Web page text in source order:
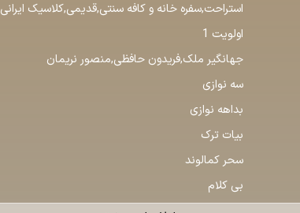
استراحت,سفره خانه و کافه سنتی,قدیمی,کلاسیک ایرانی
اولویت 1
جهانگیر ملک,فریدون حافظی,منصور نریمان
سه نوازی
بداهه نوازی
بیات ترک
سحر کمالوند
بی کلام